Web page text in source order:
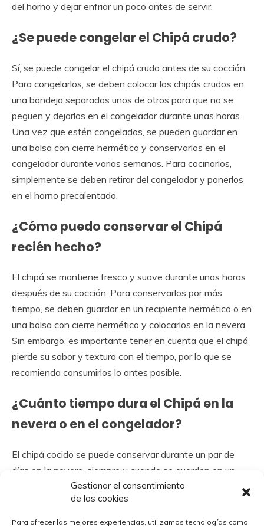
Gestionar el consentimiento
de las cookies
Para ofrecer las mejores experiencias, utilizamos tecnologías como
del horno y dejar enfriar un poco antes de servir.
¿Se puede congelar el Chipá crudo?
Sí, se puede congelar el chipá crudo antes de su cocción.
Para congelarlos, se deben colocar los chipás crudos en
una bandeja separados unos de otros para que no se
peguen y dejarlos en el congelador durante unas horas.
Una vez que estén congelados, se pueden guardar en
una bolsa con cierre hermético y conservarlos en el
congelador durante varias semanas. Para cocinarlos,
simplemente se deben retirar del congelador y ponerlos
en el horno precalentado.
¿Cómo puedo conservar el Chipá
recién hecho?
El chipá se mantiene fresco y suave durante unas horas
después de su cocción. Para conservarlos por más
tiempo, se deben guardar en un recipiente hermético o en
una bolsa con cierre hermético y colocarlos en la nevera.
Sin embargo, es importante tener en cuenta que el chipá
pierde su sabor y textura con el tiempo, por lo que se
recomienda consumirlos lo antes posible.
¿Cuánto tiempo dura el Chipá en la
nevera o en el congelador?
El chipá cocido se puede conservar durante un par de
días en la nevera, siempre y cuando se guarden en un
recipiente hermético. Si se quieren conservar por más
tiempo, se pueden congelar y almacenar en el congelador
durante varias semanas.